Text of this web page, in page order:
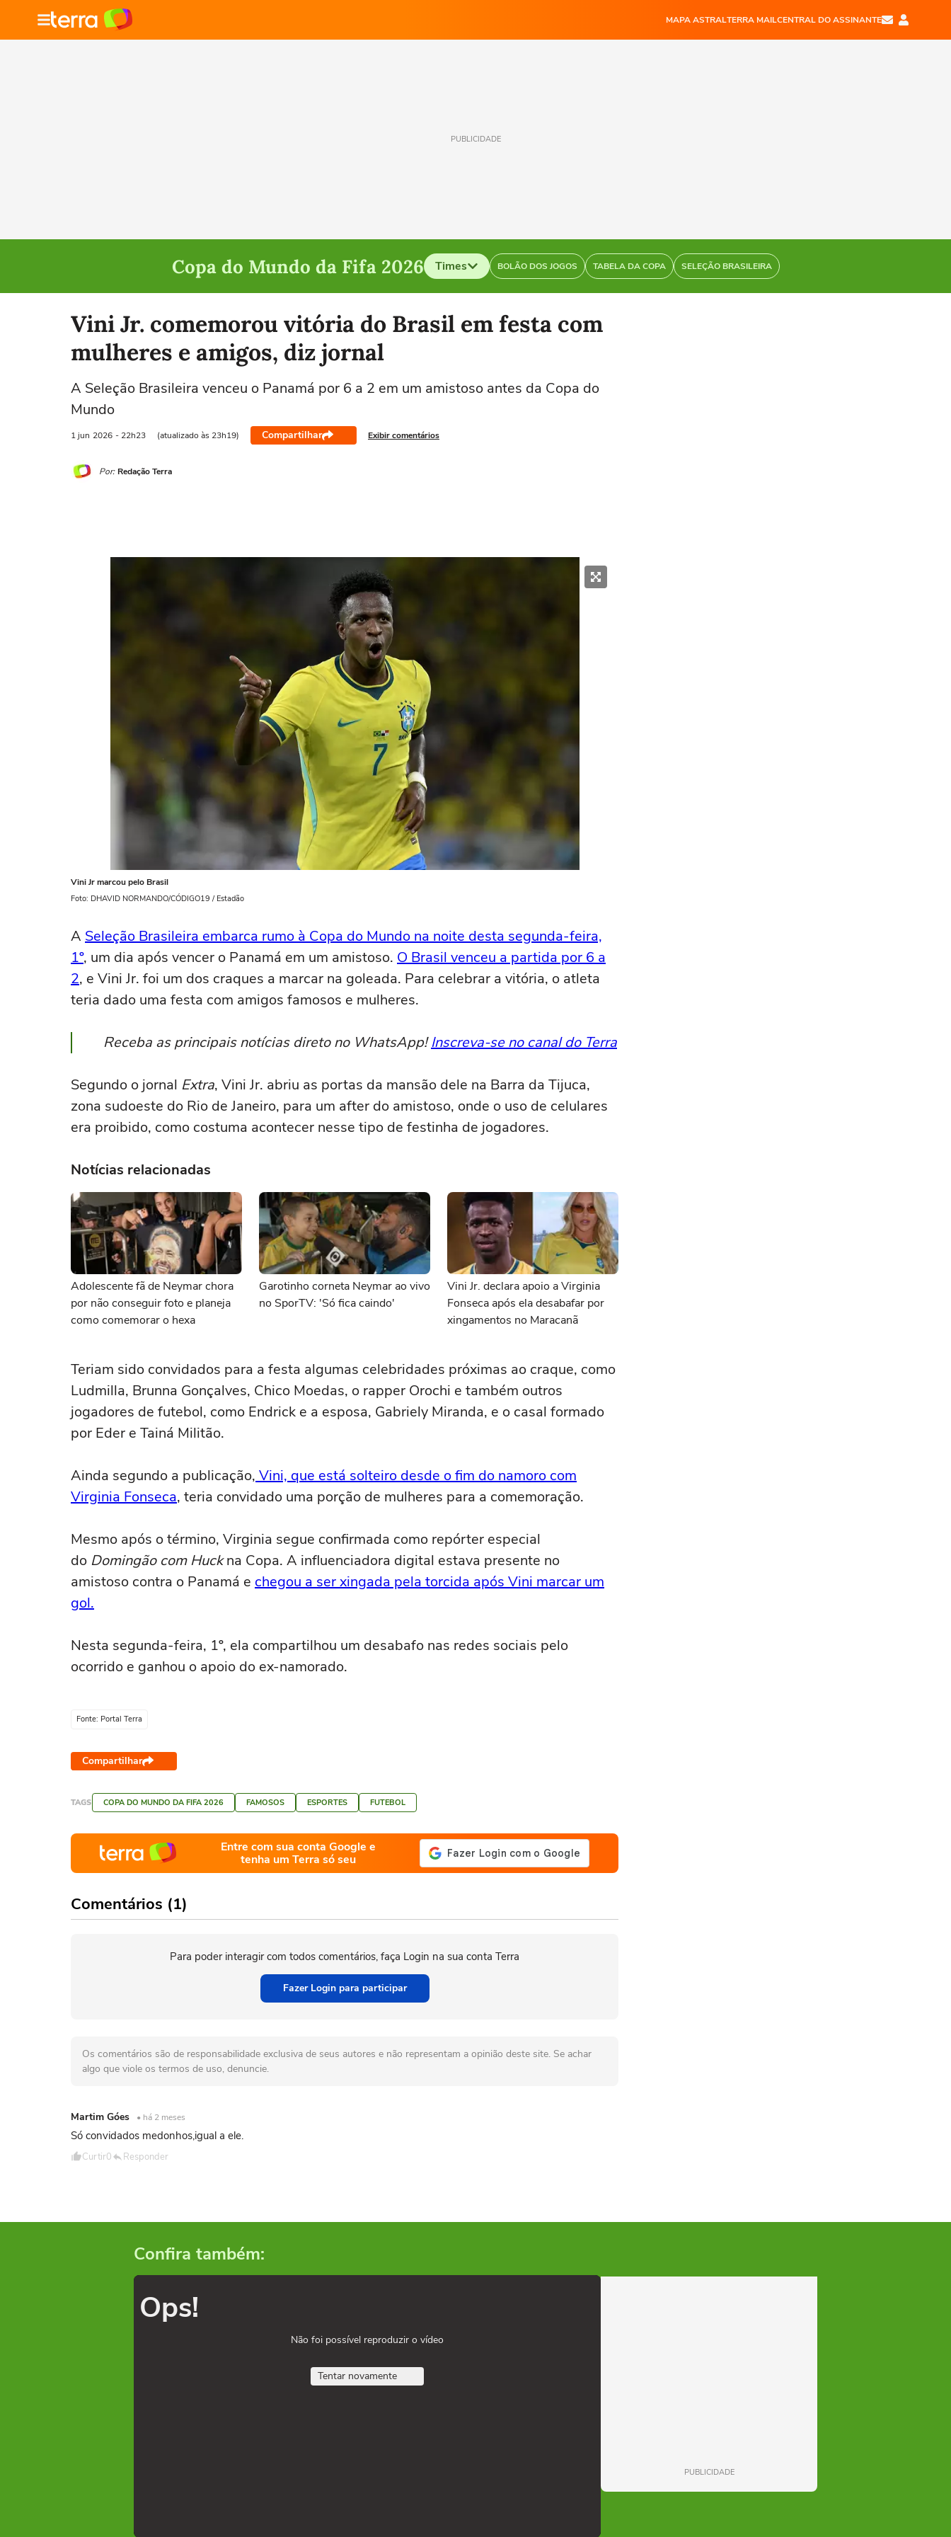
MAPA ASTRALTERRA MAILCENTRAL DO ASSINANTE
PUBLICIDADE
Copa do Mundo da Fifa 2026 Times BOLÃO DOS JOGOS TABELA DA COPA SELEÇÃO BRASILEIRA
Vini Jr. comemorou vitória do Brasil em festa com
mulheres e amigos, diz jornal
A Seleção Brasileira venceu o Panamá por 6 a 2 em um amistoso antes da Copa do
Mundo
1 jun 2026 - 22h23 (atualizado às 23h19) Compartilhar Exibir comentários
Por: Redação Terra
Vini Jr marcou pelo Brasil
Foto: DHAVID NORMANDO/CÓDIGO19 / Estadão
A Seleção Brasileira embarca rumo à Copa do Mundo na noite desta segunda-feira,
1º, um dia após vencer o Panamá em um amistoso. O Brasil venceu a partida por 6 a
2, e Vini Jr. foi um dos craques a marcar na goleada. Para celebrar a vitória, o atleta
teria dado uma festa com amigos famosos e mulheres.
Receba as principais notícias direto no WhatsApp!Inscreva-se no canal do Terra
Segundo o jornal Extra, Vini Jr. abriu as portas da mansão dele na Barra da Tijuca,
zona sudoeste do Rio de Janeiro, para um after do amistoso, onde o uso de celulares
era proibido, como costuma acontecer nesse tipo de festinha de jogadores.
Notícias relacionadas
Adolescente fã de Neymar chora
por não conseguir foto e planeja
como comemorar o hexa
Garotinho corneta Neymar ao vivo
no SporTV: 'Só fica caindo'
Vini Jr. declara apoio a Virginia
Fonseca após ela desabafar por
xingamentos no Maracanã
Teriam sido convidados para a festa algumas celebridades próximas ao craque, como
Ludmilla, Brunna Gonçalves, Chico Moedas, o rapper Orochi e também outros
jogadores de futebol, como Endrick e a esposa, Gabriely Miranda, e o casal formado
por Eder e Tainá Militão.
Ainda segundo a publicação, Vini, que está solteiro desde o fim do namoro com
Virginia Fonseca, teria convidado uma porção de mulheres para a comemoração.
Mesmo após o término, Virginia segue confirmada como repórter especial
do Domingão com Huckna Copa. A influenciadora digital estava presente no
amistoso contra o Panamá e chegou a ser xingada pela torcida após Vini marcar um
gol.
Nesta segunda-feira, 1º, ela compartilhou um desabafo nas redes sociais pelo
ocorrido e ganhou o apoio do ex-namorado.
Fonte: Portal Terra
Compartilhar
TAGS COPA DO MUNDO DA FIFA 2026 FAMOSOS ESPORTES FUTEBOL
Entre com sua conta Google e
tenha um Terra só seu
Comentários (1)
Para poder interagir com todos comentários, faça Login na sua conta Terra
Fazer Login para participar
Os comentários são de responsabilidade exclusiva de seus autores e não representam a opinião deste site. Se achar
algo que viole os termos de uso, denuncie.
Martim Góes • há 2 meses
Só convidados medonhos,igual a ele.
Curtir0 Responder
Confira também:
Ops!
Não foi possível reproduzir o vídeo
Tentar novamente
PUBLICIDADE